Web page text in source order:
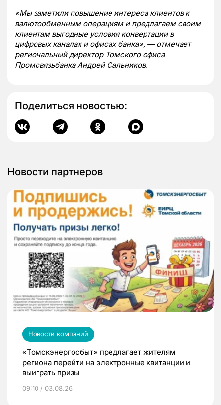
«Мы заметили повышение интереса клиентов к
валютообменным операциям и предлагаем своим
клиентам выгодные условия конвертации в
цифровых каналах и офисах банка», — отмечает
региональный директор Томского офиса
Промсвязьбанка Андрей Сальников.
Поделиться новостью:
Новости партнеров
Новости компаний
«Томскэнергосбыт» предлагает жителям
региона перейти на электронные квитанции и
выиграть призы
09:10 / 03.08.26